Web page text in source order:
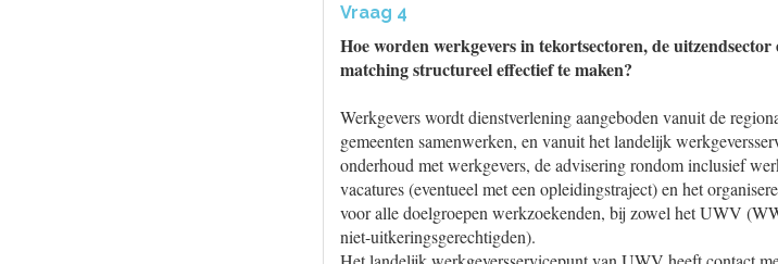
Vraag 4
Hoe worden werkgevers in tekortsectoren, de
matching structureel effectief te maken?
Werkgevers wordt dienstverlening aangeboden vanuit de
gemeenten samenwerken, en vanuit het landelijk
onderhoud met werkgevers, de advisering rondom inclusief
vacatures (eventueel met een opleidingstraject) en het
voor alle doelgroepen werkzoekenden, bij zowel het UWV
niet-uitkeringsgerechtigden).